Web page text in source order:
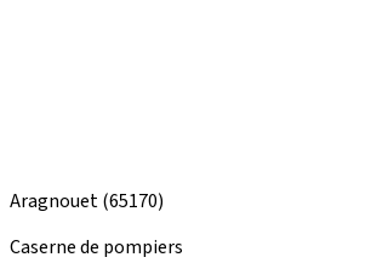
Aragnouet(65170)
Caserne de pompiers